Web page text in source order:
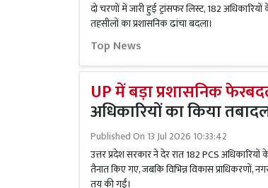
दो चरणों में जारी हुई ट्रांसफर लिस्ट, 182
तहसीलों का प्रशासनिक ढांचा बदला।
Top News
UP में बड़ा प्रशासनिक
अधिकारियों का किया
Published On 13 Jul 2026 10:33:42
उत्तर प्रदेश सरकार ने देर रात 182 PCS
तैनात किए गए, जबकि विभिन्न विकास प्राधिकरणों,
तय की गईं।